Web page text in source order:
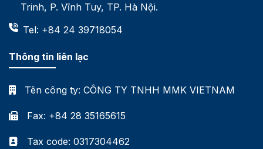
Trinh, P. Vĩnh Tuy, TP. Hà Nội.
Tel: +84 24 39718054
Thông tin liên lạc
Tên công ty: CÔNG TY TNHH MMK VIETNAM
Fax: +84 28 35165615
Tax code: 0317304462